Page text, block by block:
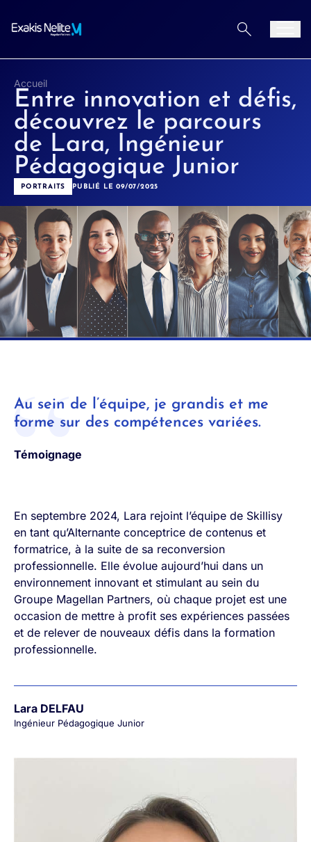
Accueil
Entre innovation et défis,
découvrez le parcours
de Lara, Ingénieur
Pédagogique Junior
PORTRAITS PUBLIÉ LE 09/07/2025
Au sein de l’équipe, je grandis et me
forme sur des compétences variées.
Témoignage
En septembre 2024, Lara rejoint l’équipe de Skillisy
en tant qu’Alternante conceptrice de contenus et
formatrice, à la suite de sa reconversion
professionnelle. Elle évolue aujourd’hui dans un
environnement innovant et stimulant au sein du
Groupe Magellan Partners, où chaque projet est une
occasion de mettre à profit ses expériences passées
et de relever de nouveaux défis dans la formation
professionnelle.
Lara DELFAU
Ingénieur Pédagogique Junior